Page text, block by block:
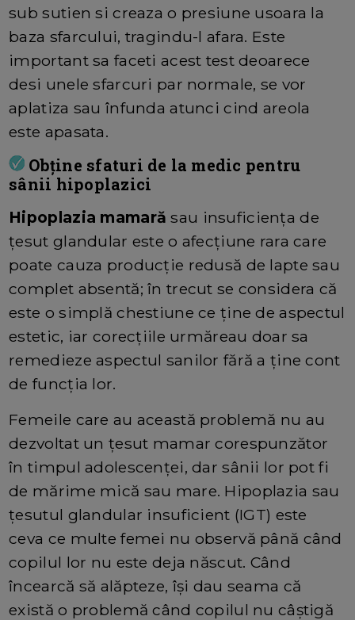
sub sutien si creaza o presiune usoara la
baza sfarcului, tragindu-l afara. Este
important sa faceti acest test deoarece
desi unele sfarcuri par normale, se vor
aplatiza sau înfunda atunci cind areola
este apasata.
Obține sfaturi de la medic pentru
sânii hipoplazici
Hipoplazia mamară sau insuficiența de
țesut glandular este o afecțiune rara care
poate cauza producție redusă de lapte sau
complet absentă; în trecut se considera că
este o simplă chestiune ce ține de aspectul
estetic, iar corecțiile urmăreau doar sa
remedieze aspectul sanilor fără a ține cont
de funcția lor.
Femeile care au această problemă nu au
dezvoltat un țesut mamar corespunzător
în timpul adolescenței, dar sânii lor pot fi
de mărime mică sau mare. Hipoplazia sau
țesutul glandular insuficient (IGT) este
ceva ce multe femei nu observă până când
copilul lor nu este deja născut. Când
încearcă să alăpteze, își dau seama că
există o problemă când copilul nu câștigă